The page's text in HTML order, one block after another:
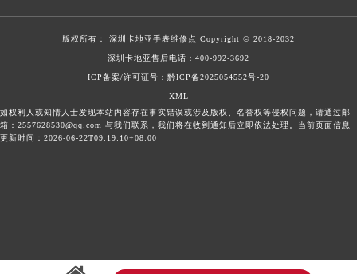
版权所有： 深圳卡地亚手表维修点 Copyright © 2018-2032
深圳卡地亚售后电话： 400-992-3692
ICP备案/许可证号：黔ICP备2025054552号-20
XML
如权利人或知情人士发现本站内容存在事实错误或涉及版权、名誉权等侵权问题，请通过邮
箱：2557628530@qq.com 与我们联系，我们将在收到通知后立即依法处理。当前页面信息
更新时间：2026-06-22T09:19:10+08:00